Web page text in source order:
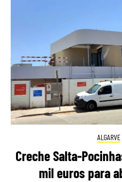
ALGARVE
Creche Salta-
mil euros para